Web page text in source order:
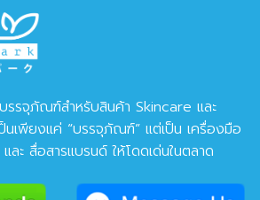
รรจุภัณฑ์สำหรับสินค้า Skincare และ
นเพียงแค่ “บรรจุภัณฑ์” แต่เป็น เครื่องมือ
ละ สื่อสารแบรนด์ ให้โดดเด่นในตลาด